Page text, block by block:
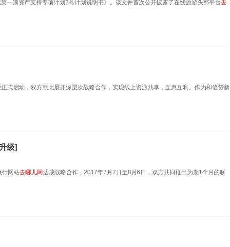
一期资产支持专项计划2号计划说明书》。该文件首次公开披露了在线旅游头部平台去
式启动，双方就此展开深层次战略合作，实现线上资源共享，互惠互利。作为和信贷新
级]
行网站去哪儿网达成战略合作，2017年7月7日至8月6日，双方共同推出为期1个月的联